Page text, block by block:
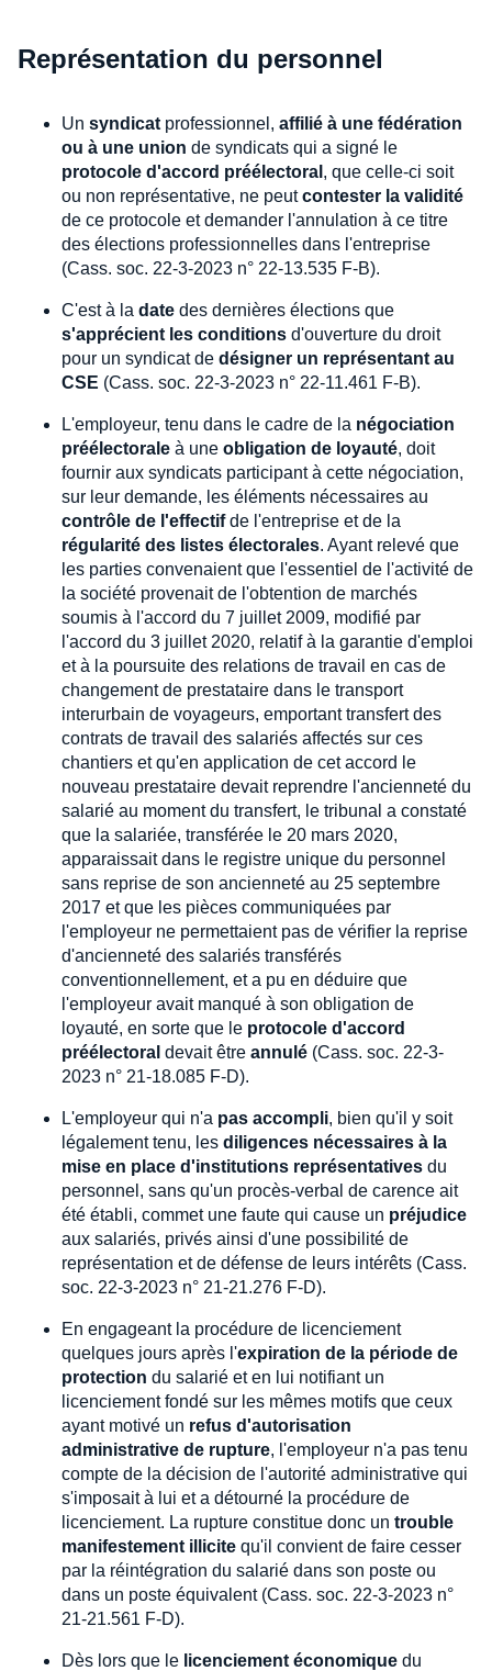
Représentation du personnel
Un syndicat professionnel, affilié à une fédération
ou à une union de syndicats qui a signé le
protocole d'accord préélectoral , que celle-ci soit
ou non représentative, ne peutcontester la validité
de ce protocole et demander l'annulation à ce titre
des élections professionnelles dans l'entreprise
(Cass. soc. 22-3-2023 n° 22-13.535 F-B).
C'est à la date des dernières élections que
s'apprécient les conditions d'ouverture du droit
pour un syndicat de désigner un représentant au
CSE (Cass. soc. 22-3-2023 n° 22-11.461 F-B).
L'employeur, tenu dans le cadre de la négociation
préélectorale à une obligation de loyauté, doit
fournir aux syndicats participant à cette négociation,
sur leur demande, les éléments nécessaires au
contrôle de l'effectifde l'entreprise et de la
régularité des listes électorales. Ayant relevé que
les parties convenaient que l'essentiel de l'activité de
la société provenait de l'obtention de marchés
soumis à l'accord du 7 juillet 2009, modifié par
l'accord du 3 juillet 2020, relatif à la garantie d'emploi
et à la poursuite des relations de travail en cas de
changement de prestataire dans le transport
interurbain de voyageurs, emportant transfert des
contrats de travail des salariés affectés sur ces
chantiers et qu'en application de cet accord le
nouveau prestataire devait reprendre l'ancienneté du
salarié au moment du transfert, le tribunal a constaté
que la salariée, transférée le 20 mars 2020,
apparaissait dans le registre unique du personnel
sans reprise de son ancienneté au 25 septembre
2017 et que les pièces communiquées par
l'employeur ne permettaient pas de vérifier la reprise
d'ancienneté des salariés transférés
conventionnellement, et a pu en déduire que
l'employeur avait manqué à son obligation de
loyauté, en sorte que le protocole d'accord
préélectoral devait être annulé (Cass. soc. 22-3-
2023 n° 21-18.085 F-D).
L'employeur qui n'a pas accompli, bien qu'il y soit
légalement tenu, les diligences nécessaires à la
mise en place d'institutions représentatives du
personnel, sans qu'un procès-verbal de carence ait
été établi, commet une faute qui cause un préjudice
aux salariés, privés ainsi d'une possibilité de
représentation et de défense de leurs intérêts (Cass.
soc. 22-3-2023 n° 21-21.276 F-D).
En engageant la procédure de licenciement
quelques jours après l'expiration de la période de
protection du salarié et en lui notifiant un
licenciement fondé sur les mêmes motifs que ceux
ayant motivé un refus d'autorisation
administrative de rupture, l'employeur n'a pas tenu
compte de la décision de l'autorité administrative qui
s'imposait à lui et a détourné la procédure de
licenciement. La rupture constitue donc un trouble
manifestement illicite qu'il convient de faire cesser
par la réintégration du salarié dans son poste ou
dans un poste équivalent (Cass. soc. 22-3-2023 n°
21-21.561 F-D).
Dès lors que le licenciement économique du